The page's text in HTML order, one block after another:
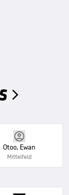

Otoo, Ewan
Mittelfeld